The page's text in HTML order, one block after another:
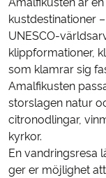
Amalfikusten är
kustdestinationer
UNESCO-
klippformationer,
som klamrar sig
Amalfikusten
storslagen natur
citronodlingar,
kyrkor.
En vandringsresa
ger er möjlighet